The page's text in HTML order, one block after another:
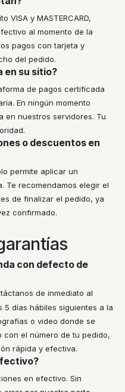
VISA y MASTERCARD,
al momento de la
pagos con tarjeta y
del pedido.
en su sitio?
de pagos certificada
En ningún momento
en nuestros servidores. Tu
o descuentos en
permite aplicar un
Te recomendamos elegir el
de finalizar el pedido, ya
confirmado.
con defecto de
de inmediato al
5 días hábiles siguientes a la
o video donde se
el número de tu pedido,
rápida y efectiva.
en efectivo. Sin